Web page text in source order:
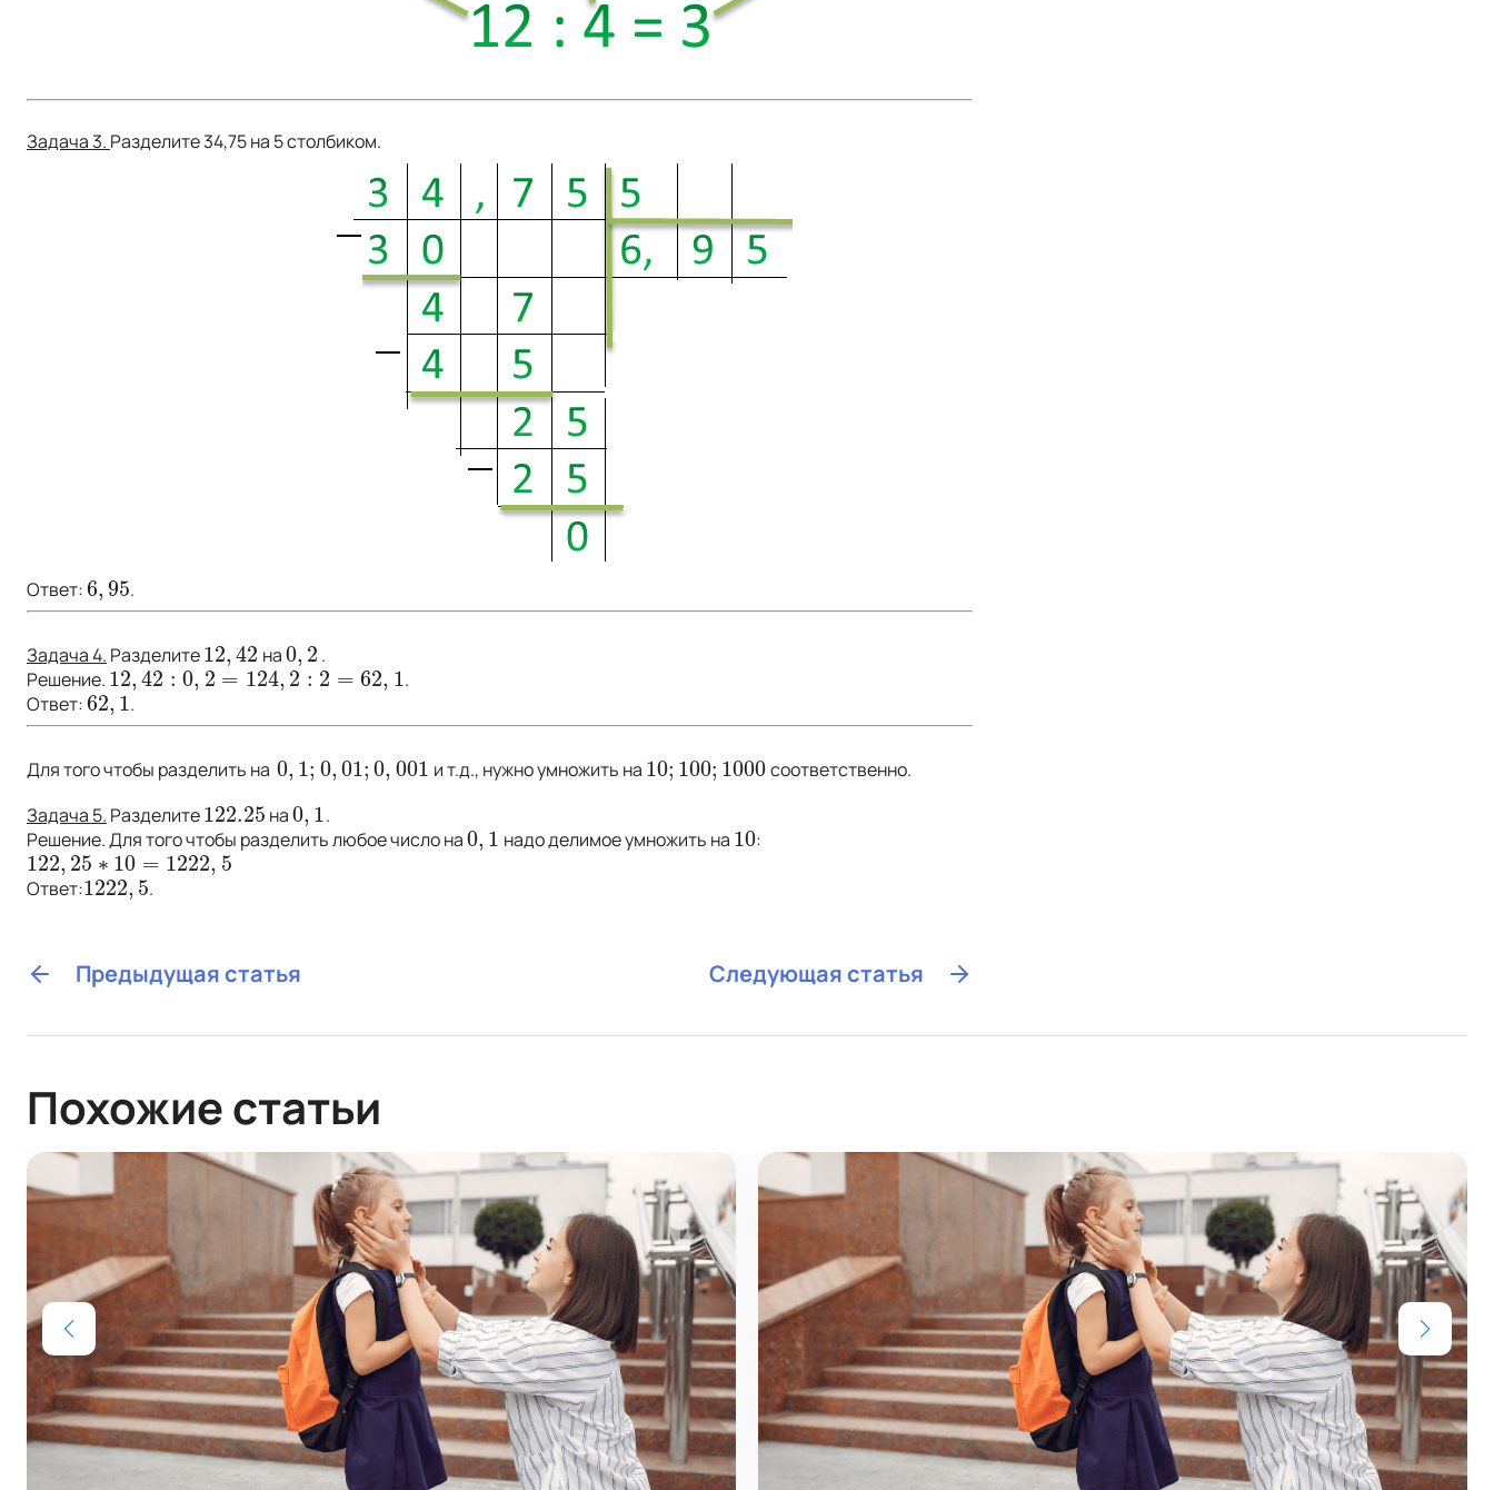
Задача 3. Разделите 34,75 на 5 столбиком.
Ответ:6, 95
6,95 .
Задача 4. Разделите12, 42
12,42 на0, 2
0,2 .
Решение. 12, 42 : 0, 2 = 124, 2 : 2 = 62, 1
12,42:0 2 =124 ,2: 2=62 1
.
Ответ:62, 1
621 .
Для того чтобы разделить на 0, 1; 0, 01; 0, 001
0,1 ;0 01;0,001 и т.д., нужно умножить на 10; 100; 1000
10;100;1000
соответственно.
Задача 5. Разделите122.25
122.25 на0, 1
0,1
.
Решение. Для того чтобы разделить любое число на0, 1
0,1 надо делимое умножить на 10
10:
122, 25 ∗ 10 = 1222, 5
122,25∗ 10 =1222 5
Ответ:1222, 5
1222,5 .
Предыдущая статья Следующая статья
Похожие статьи